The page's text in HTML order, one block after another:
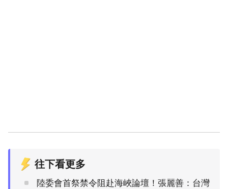
往下看更多
陸委會首祭禁令阻赴海峽論壇！張麗善：台灣